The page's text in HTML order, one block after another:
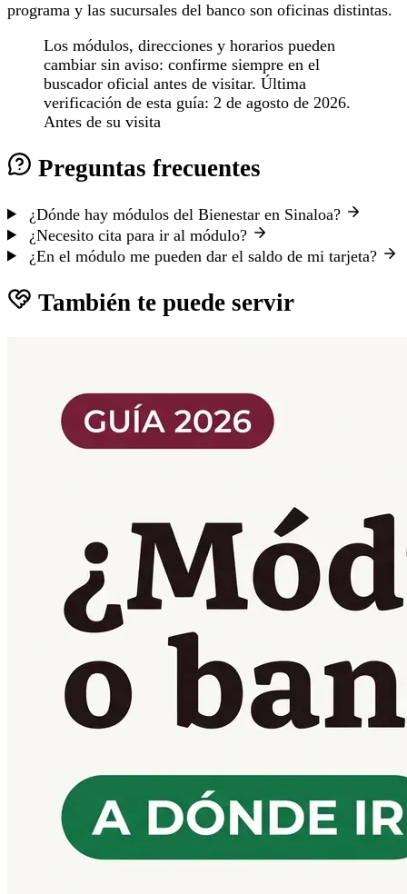
programa y las sucursales del banco son oficinas distintas.
Los módulos, direcciones y horarios pueden
cambiar sin aviso: confirme siempre en el
buscador oficial antes de visitar. Última
verificación de esta guía: 2 de agosto de 2026.
Antes de su visita
Preguntas frecuentes
¿Dónde hay módulos del Bienestar en Sinaloa?
¿Necesito cita para ir al módulo?
¿En el módulo me pueden dar el saldo de mi tarjeta?
También te puede servir